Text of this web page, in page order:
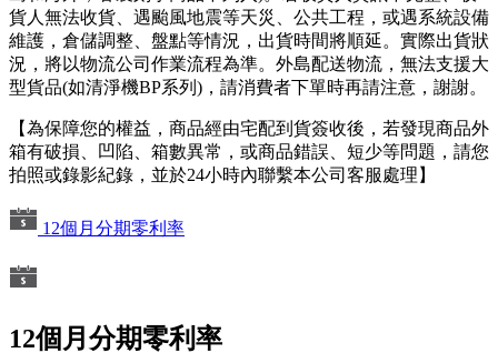
貨人無法收貨、遇颱風地震等天災、公共工程，或遇系統設備
維護，倉儲調整、盤點等情況，出貨時間將順延。實際出貨狀
況，將以物流公司作業流程為準。外島配送物流，無法支援大
型貨品(如清淨機BP系列)，請消費者下單時再請注意，謝謝。
【為保障您的權益，商品經由宅配到貨簽收後，若發現商品外
箱有破損、凹陷、箱數異常，或商品錯誤、短少等問題，請您
拍照或錄影紀錄，並於24小時內聯繫本公司客服處理】
12個月分期零利率
12個月分期零利率